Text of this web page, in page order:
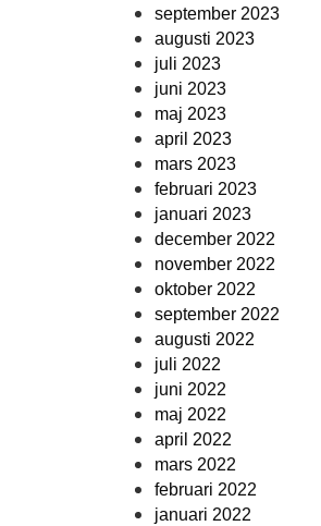
september 2023
augusti 2023
juli 2023
juni 2023
maj 2023
april 2023
mars 2023
februari 2023
januari 2023
december 2022
november 2022
oktober 2022
september 2022
augusti 2022
juli 2022
juni 2022
maj 2022
april 2022
mars 2022
februari 2022
januari 2022